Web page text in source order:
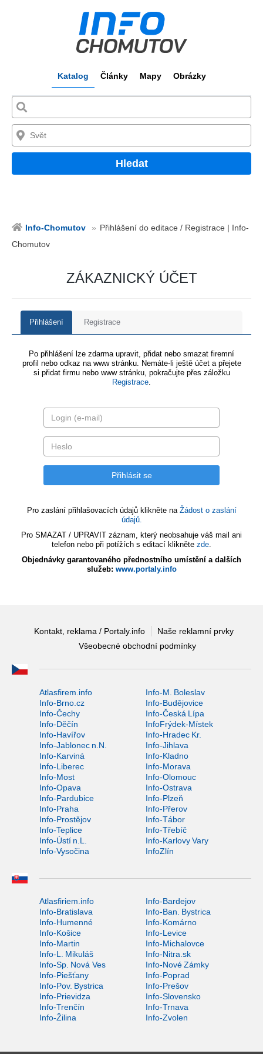
Katalog Články Mapy Obrázky
Hledat
Info-Chomutov
Přihlášení do editace / Registrace | Info-
Chomutov
ZÁKAZNICKÝ ÚČET
Přihlášení Registrace
Po přihlášení lze zdarma upravit, přidat nebo smazat firemní
profil nebo odkaz na www stránku. Nemáte-li ještě účet a přejete
si přidat firmu nebo www stránku, pokračujte přes záložku
Registrace.
Pro zaslání přihlašovacích údajů klikněte na Žádost o zaslání
údajů.
Pro SMAZAT / UPRAVIT záznam, který neobsahuje váš mail ani
telefon nebo při potížích s editací klikněte zde.
Objednávky garantovaného přednostního umístění a dalších
služeb: www.portaly.info
Kontakt, reklama / Portaly.info
Naše reklamní prvky
Všeobecné obchodní podmínky
Atlasfirem.info
Info-M. Boleslav
Info-Brno.cz
Info-Budějovice
Info-Čechy
Info-Česká Lípa
Info-Děčín
InfoFrýdek-Místek
Info-Havířov
Info-Hradec Kr.
Info-Jablonec n.N.
Info-Jihlava
Info-Karviná
Info-Kladno
Info-Liberec
Info-Morava
Info-Most
Info-Olomouc
Info-Opava
Info-Ostrava
Info-Pardubice
Info-Plzeň
Info-Praha
Info-Přerov
Info-Prostějov
Info-Tábor
Info-Teplice
Info-Třebíč
Info-Ústí n.L.
Info-Karlovy Vary
Info-Vysočina
InfoZlín
Atlasfiriem.info
Info-Bardejov
Info-Bratislava
Info-Ban. Bystrica
Info-Humenné
Info-Komárno
Info-Košice
Info-Levice
Info-Martin
Info-Michalovce
Info-L. Mikuláš
Info-Nitra.sk
Info-Sp. Nová Ves
Info-Nové Zámky
Info-Piešťany
Info-Poprad
Info-Pov. Bystrica
Info-Prešov
Info-Prievidza
Info-Slovensko
Info-Trenčín
Info-Trnava
Info-Žilina
Info-Zvolen